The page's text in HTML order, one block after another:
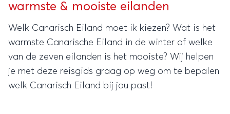
warmste & mooiste eilanden
Welk Canarisch Eiland moet ik kiezen? Wat is het
warmste Canarische Eiland in de winter of welke
van de zeven eilanden is het mooiste? Wij helpen
je met deze reisgids graag op weg om te bepalen
welk Canarisch Eiland bij jou past!